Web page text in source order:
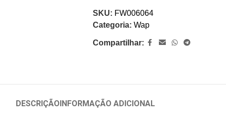
SKU: FW006064
Categoria: Wap
Compartilhar:
DESCRIÇÃO INFORMAÇÃO ADICIONAL